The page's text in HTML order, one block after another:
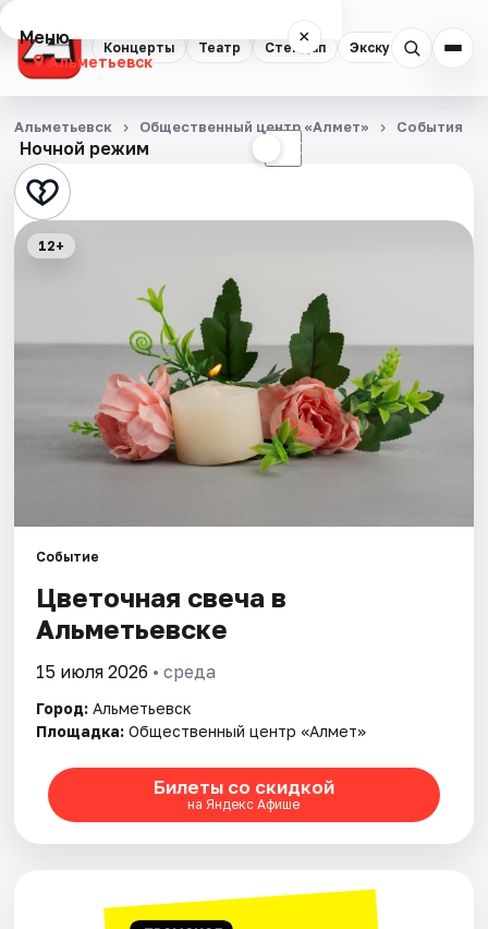
Концерты Театр Стендап Экскурсии
Меню ×
Альметьевск
Концерты
Театр
Стендап
Площадки
Ночной режим ☾
Альметьевск Общественный центр «Алмет» События
12+
Событие
Цветочная свеча в
Альметьевске
15 июля 2026 • среда
Город: Альметьевск
Площадка: Общественный центр «Алмет»
Билеты со скидкой
на Яндекс Афише